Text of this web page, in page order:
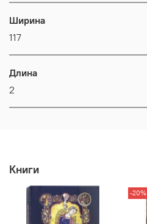
Ширина
117
Длина
2
Книги
-20%